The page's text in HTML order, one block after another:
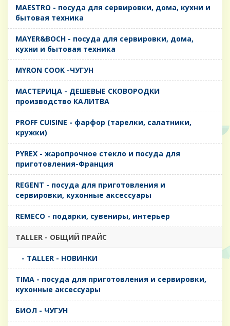
MAESTRO - посуда для сервировки, дома, кухни и
бытовая техника
MAYER&BOCH - посуда для сервировки, дома,
кухни и бытовая техника
MYRON COOK -ЧУГУН
MАСТЕРИЦА - ДЕШЕВЫЕ СКОВОРОДКИ
производство КАЛИТВА
PROFF CUISINE - фарфор (тарелки, салатники,
кружки)
PYREX - жаропрочное стекло и посуда для
приготовления-Франция
REGENT - посуда для приготовления и
сервировки, кухонные аксессуары
REMECO - подарки, сувениры, интерьер
TALLER - ОБЩИЙ ПРАЙС
- TALLER - НОВИНКИ
TIMA - посуда для приготовления и сервировки,
кухонные аксессуары
БИОЛ - ЧУГУН